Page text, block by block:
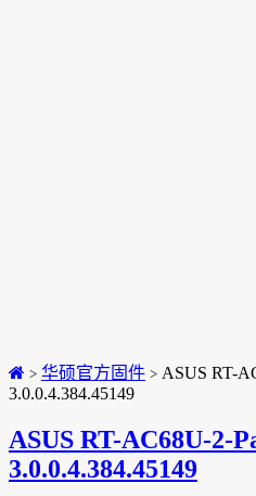
> 华硕官方固件 > ASUS RT-
3.0.0.4.384.45149
ASUS RT-AC68U-2-
3.0.0.4.384.45149